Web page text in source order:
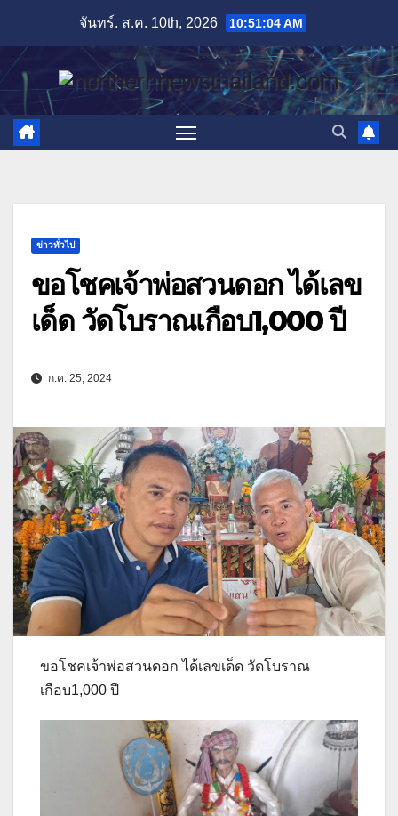
content
จันทร์. ส.ค. 10th, 2026 10:51:06 AM
ข่าวทั่วไป
ขอโชคเจ้าพ่อสวนดอก ได้เลข
เด็ด วัดโบราณเกือบ1,000 ปี
ก.ค. 25, 2024
ขอโชคเจ้าพ่อสวนดอก ได้เลขเด็ด วัดโบราณ
เกือบ1,000 ปี